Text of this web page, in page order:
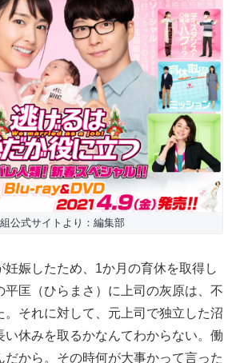
公式サイトより：編集部
妊娠したため、1か月の育休を取得し
平匡（ひらまさ）に上司の灰原は、不
。それに対して、元上司で独立した沼
い休みを取るかなんてわからない。働
だから。その時何が大事かって言った